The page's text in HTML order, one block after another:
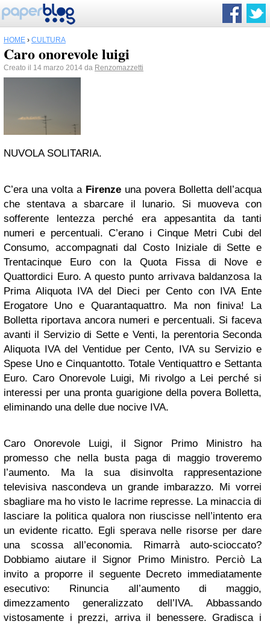
HOME › CULTURA
Caro onorevole luigi
Creato il 14 marzo 2014 da Renzomazzetti
NUVOLA SOLITARIA.
C’era una volta a Firenze una povera Bolletta dell’acqua
che stentava a sbarcare il lunario. Si muoveva con
sofferente lentezza perché era appesantita da tanti
numeri e percentuali. C’erano i Cinque Metri Cubi del
Consumo, accompagnati dal Costo Iniziale di Sette e
Trentacinque Euro con la Quota Fissa di Nove e
Quattordici Euro. A questo punto arrivava baldanzosa la
Prima Aliquota IVA del Dieci per Cento con IVA Ente
Erogatore Uno e Quarantaquattro. Ma non finiva! La
Bolletta riportava ancora numeri e percentuali. Si faceva
avanti il Servizio di Sette e Venti, la perentoria Seconda
Aliquota IVA del Ventidue per Cento, IVA su Servizio e
Spese Uno e Cinquantotto. Totale Ventiquattro e Settanta
Euro. Caro Onorevole Luigi, Mi rivolgo a Lei perché si
interessi per una pronta guarigione della povera Bolletta,
eliminando una delle due nocive IVA.
Caro Onorevole Luigi, il Signor Primo Ministro ha
promesso che nella busta paga di maggio troveremo
l’aumento. Ma la sua disinvolta rappresentazione
televisiva nascondeva un grande imbarazzo. Mi vorrei
sbagliare ma ho visto le lacrime represse. La minaccia di
lasciare la politica qualora non riuscisse nell’intento era
un evidente ricatto. Egli sperava nelle risorse per dare
una scossa all’economia. Rimarrà auto-scioccato?
Dobbiamo aiutare il Signor Primo Ministro. Perciò La
invito a proporre il seguente Decreto immediatamente
esecutivo: Rinuncia all’aumento di maggio,
dimezzamento generalizzato dell’IVA. Abbassando
vistosamente i prezzi, arriva il benessere. Gradisca i